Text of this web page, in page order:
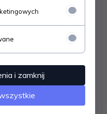
i zamknij